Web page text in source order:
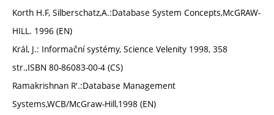
Korth H.F, Silberschatz,A.:Database System Concepts,McGRAW-
HILL. 1996 (EN)
Král, J.: Informační systémy, Science Velenity 1998, 358
str.,ISBN 80-86083-00-4 (CS)
Ramakrishnan R'.:Database Management
Systems,WCB/McGraw-Hill,1998 (EN)